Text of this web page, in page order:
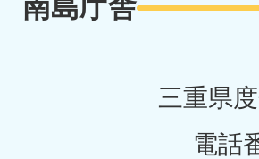
南島庁舎
三重県
電話